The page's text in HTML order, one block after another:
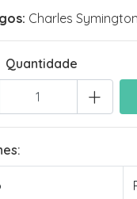
Charles
Quantidade
+